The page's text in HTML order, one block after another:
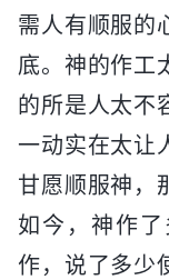
需人有顺服的
底。神的作工
的所是人太不
一动实在太让
甘愿顺服神，
如今，神作
作，说了多少